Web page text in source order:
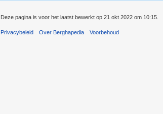
Deze pagina is voor het laatst bewerkt op 21 okt 2022 om 10:15.
Privacybeleid Over Berghapedia Voorbehoud